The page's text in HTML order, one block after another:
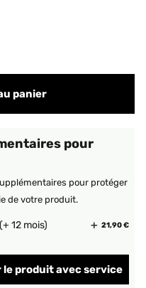
panier
pour
pour protéger
de votre produit.
12 mois) 21,90 €
produit avec service